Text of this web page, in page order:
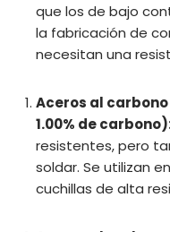
que los de bajo
la fabricación de
necesitan una
Aceros al
1.00% de
resistentes, pero
soldar. Se utilizan
cuchillas de alta